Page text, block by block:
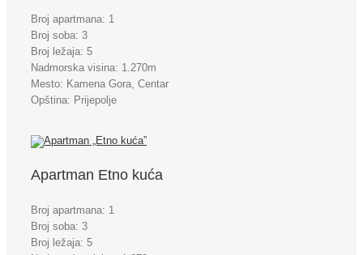
Broj apartmana: 1
Broj soba: 3
Broj ležaja: 5
Nadmorska visina: 1.270m
Mesto: Kamena Gora, Centar
Opština: Prijepolje
Apartman Etno kuća
Broj apartmana: 1
Broj soba: 3
Broj ležaja: 5